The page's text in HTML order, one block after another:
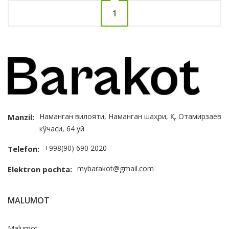
1
Manzil: Наманган вилояти, Наманган шаҳри, Қ. Отамирзаев
кўчаси, 64 уй
Telefon: +998(90) 690 2020
Elektron pochta: mybarakot@gmail.com
MALUMOT